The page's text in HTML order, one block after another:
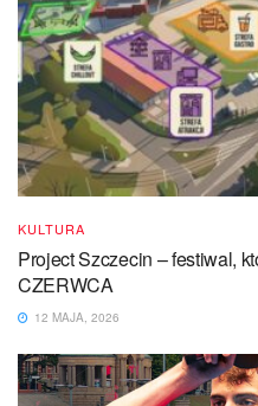
KULTURA
Project Szczecin – festiwal,
CZERWCA
12 MAJA, 2026